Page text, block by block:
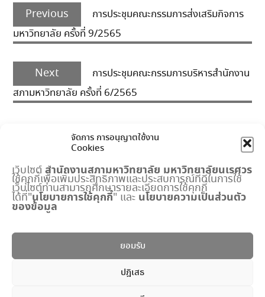
จัดการ การอนุญาตใช้งาน
Cookies
เว็บไซต์สำนักงานสภามหาวิทยาลัย มหาวิทยาลัยนเรศวร
ใช้คุกกี้เพื่อเพิ่มประสิทธิภาพและประสบการณ์ที่ดีในการใช้
เว็บไซต์ท่านสามารถศึกษารายละเอียดการใช้คุกกี้
ได้ที่"นโยบายการใช้คุกกี้" และ นโยบายความเป็นส่วนตัว
ของข้อมูล
ยอมรับ
ปฎิเสธ
navigation
Previous
Previous
post:
การประชุมคณะกรรมการส่งเสริมกิจการ
มหาวิทยาลัย ครั้งที่ 9/2565
Next
Next
post:
การประชุมคณะกรรมการบริหารสำนักงาน
สภามหาวิทยาลัย ครั้งที่ 6/2565
เมนูด่วน
กำหนดการประชุมสภามหาวิทยาลัย
พระราชบัญญัติ มหาวิทยาลัยนเรศวร
ปริญญาดุษฎีบัณฑิตกิตติมศักดิ์